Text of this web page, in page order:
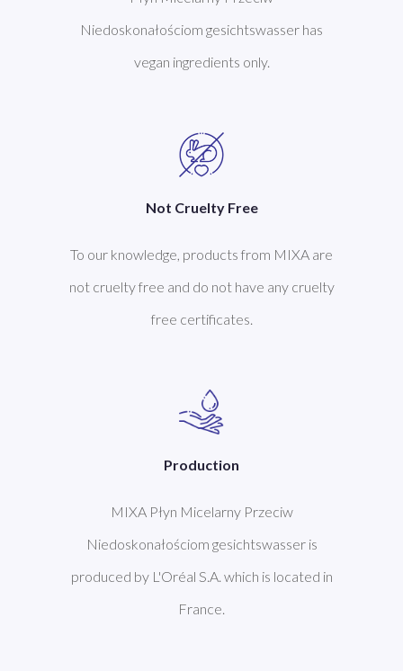
Niedoskonałościom gesichtswasser has
vegan ingredients only.
Not Cruelty Free
To our knowledge, products from MIXA are
not cruelty free and do not have any cruelty
free certificates.
Production
MIXA Płyn Micelarny Przeciw
Niedoskonałościom gesichtswasser is
produced by L'Oréal S.A. which is located in
France.